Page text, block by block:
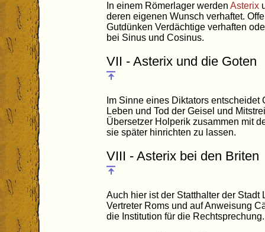
In einem Römerlager werden Asterix
deren eigenen Wunsch verhaftet.
Gutdünken Verdächtige verhaften
bei Sinus und Cosinus.
VII - Asterix und die Goten
Im Sinne eines Diktators
Leben und Tod der Geisel und
Übersetzer Holperik zusammen mit
sie später hinrichten zu lassen.
VIII - Asterix bei den Briten
Auch hier ist der Statthalter der
Vertreter Roms und auf Anweisung
die Institution für die Rechtsprechung.